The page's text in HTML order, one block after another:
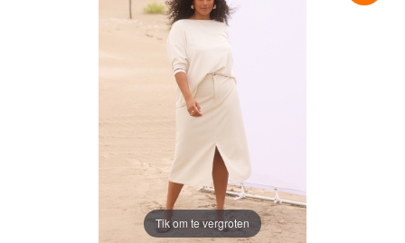
Tik om te vergroten